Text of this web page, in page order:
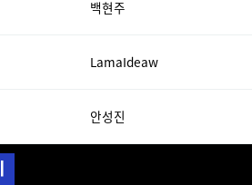
백현주
LamaIdeaw
안성진